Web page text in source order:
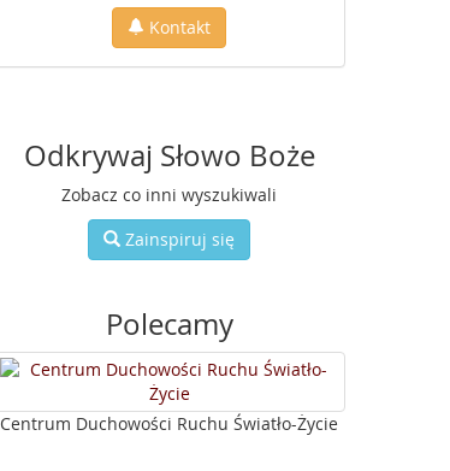
Kontakt
Odkrywaj Słowo Boże
Zobacz co inni wyszukiwali
Zainspiruj się
Polecamy
Centrum Duchowości Ruchu Światło-Życie